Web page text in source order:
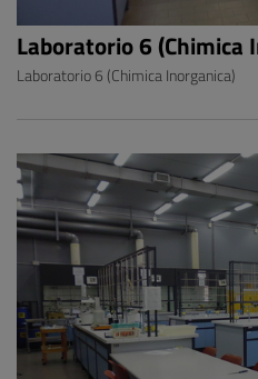
Laboratorio 6 (Chimica
Laboratorio 6 (Chimica Inorganica)